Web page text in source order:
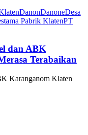
DanonDanoneDesa
Pabrik KlatenPT
dan ABK
Terabaikan
Karanganom Klaten